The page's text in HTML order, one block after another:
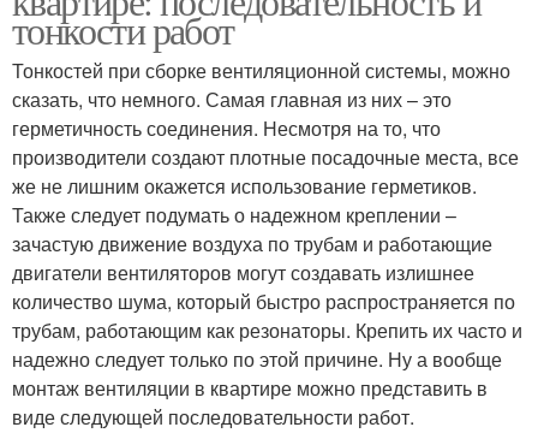
тонкости работ
Тонкостей при сборке вентиляционной системы, можно
сказать, что немного. Самая главная из них – это
герметичность соединения. Несмотря на то, что
производители создают плотные посадочные места, все
же не лишним окажется использование герметиков.
Также следует подумать о надежном креплении –
зачастую движение воздуха по трубам и работающие
двигатели вентиляторов могут создавать излишнее
количество шума, который быстро распространяется по
трубам, работающим как резонаторы. Крепить их часто и
надежно следует только по этой причине. Ну а вообще
монтаж вентиляции в квартире можно представить в
виде следующей последовательности работ.